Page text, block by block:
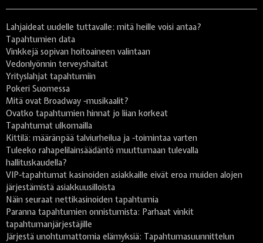
Lahjaideat uudelle tuttavalle: mitä heille voisi antaa?
Tapahtumien data
Vinkkejä sopivan hoitoaineen valintaan
Vedonlyönnin terveyshaitat
Yrityslahjat tapahtumiin
Pokeri Suomessa
Mitä ovat Broadway -musikaalit?
Ovatko tapahtumien hinnat jo liian korkeat
Tapahtumat ulkomailla
Kittilä: määränpää talviurheilua ja -toimintaa varten
Tuleeko rahapelilainsäädäntö muuttumaan tulevalla
hallituskaudella?
VIP-tapahtumat kasinoiden asiakkaille eivät eroa muiden alojen
järjestämistä asiakkuusilloista
Näin seuraat nettikasinoiden tapahtumia
Paranna tapahtumien onnistumista: Parhaat vinkit
tapahtumanjärjestäjille
Järjestä unohtumattomia elämyksiä: Tapahtumasuunnittelun